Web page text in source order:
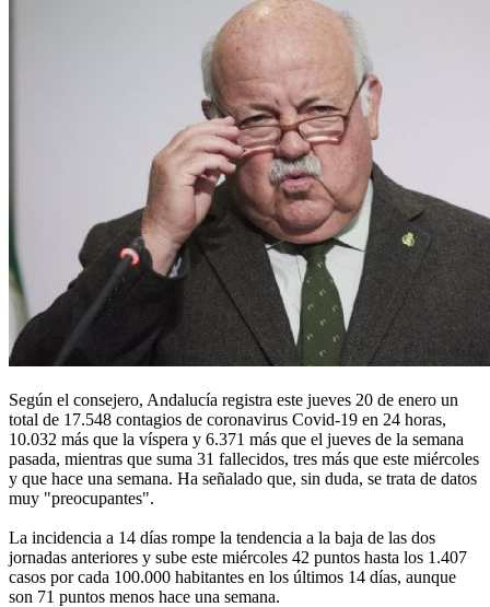
Según el consejero, Andalucía registra este jueves 20 de enero un
total de 17.548 contagios de coronavirus Covid-19 en 24 horas,
10.032 más que la víspera y 6.371 más que el jueves de la semana
pasada, mientras que suma 31 fallecidos, tres más que este miércoles
y que hace una semana. Ha señalado que, sin duda, se trata de datos
muy "preocupantes".
La incidencia a 14 días rompe la tendencia a la baja de las dos
jornadas anteriores y sube este miércoles 42 puntos hasta los 1.407
casos por cada 100.000 habitantes en los últimos 14 días, aunque
son 71 puntos menos hace una semana.